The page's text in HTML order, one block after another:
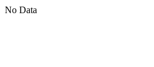
No Data